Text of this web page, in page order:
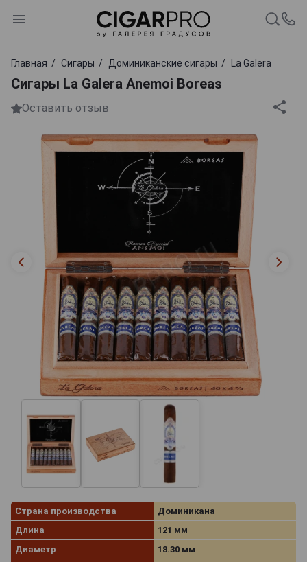
Главная Сигары Доминиканские сигары La Galera
Сигары La Galera Anemoi Boreas
Оставить отзыв
Страна производства
Доминикана
Длина
121 мм
Диаметр
18.30 мм